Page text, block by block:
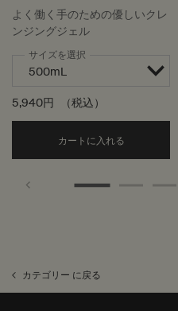
ハンドウォッシュ
よく働く手のための優しいクレ
ンジングジェル
サイズを選択
5,940円 （税込）
カートに入れる Add the
カテゴリー に戻る